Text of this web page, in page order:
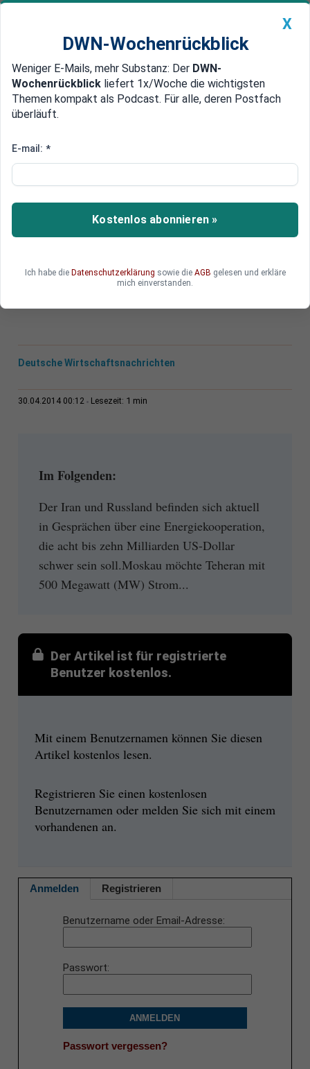
Newsticker MEIN DWN: Geldanlage Premium
Edelmetalle DWN-Magazin China
Obama steht vor „Komplikationen“
Neue Verbündete: Russland
spricht mit dem Iran über
Energie-Deal
Russland plant, den Iran mit Strom zu versorgen
Bau eines Wasserkraftwerks soll vorgenommen
werden. Die Amerikaner sind empört und
Deutsche Wirtschaftsnachrichten
30.04.2014 00:12 Lesezeit: 1 min
Im Folgenden:
Der Iran und Russland befinden sich aktuell
in Gesprächen über eine Energiekooperation,
die acht bis zehn Milliarden US-Dollar
schwer sein soll.Moskau möchte Teheran mit
500 Megawatt (MW) Strom...
Der Artikel ist für registrierte
Benutzer kostenlos.
Mit einem Benutzernamen können Sie diesen
Artikel kostenlos lesen.
Registrieren Sie einen kostenlosen
Benutzernamen oder melden Sie sich mit einem
vorhandenen an.
Anmelden Registrieren
Benutzername oder Email-Adresse
Passwort
ANMELDEN
Passwort vergessen?
X
DWN-Wochenrückblick
Weniger E-Mails, mehr Substanz: Der DWN-
Wochenrückblick liefert 1x/Woche die wichtigsten
Themen kompakt als Podcast. Für alle, deren Postfach
überläuft.
E-mail: *
Kostenlos abonnieren »
Ich habe die Datenschutzerklärung sowie die AGB gelesen und erkläre
mich einverstanden.